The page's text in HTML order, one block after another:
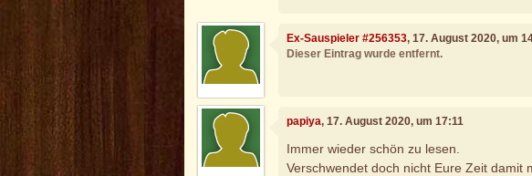
Ex-Sauspieler #256353, 17. August 2020, um
Dieser Eintrag wurde entfernt.
papiya, 17. August 2020, um 17:11
Immer wieder schön zu lesen.
Verschwendet doch nicht Eure Zeit damit